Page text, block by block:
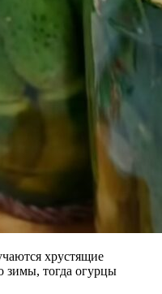
хрустящие
зимы, тогда огурцы